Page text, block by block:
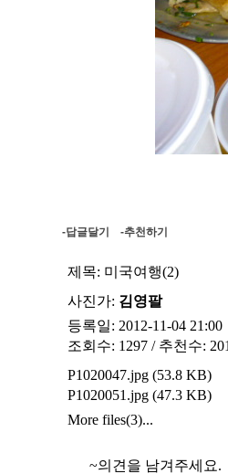
-답글달기 -추천하기
제목: 미국여행(2)
사진가: 김영팔
등록일: 2012-11-04 21:00
조회수: 1297 / 추천수: 201
P1020047.jpg (53.8 KB)
P1020051.jpg (47.3 KB)
More files(3)...
~의견을 남겨주세요.